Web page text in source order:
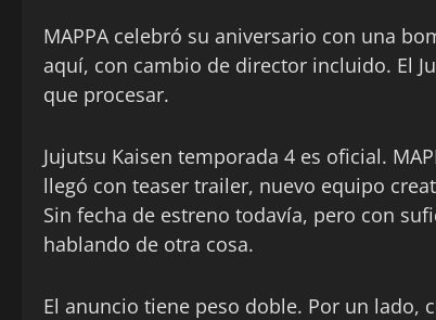
MAPPA celebró su aniversario con una
aquí, con cambio de director incluido. El
que procesar.
Jujutsu Kaisen temporada 4 es oficial.
llegó con teaser trailer, nuevo equipo
Sin fecha de estreno todavía, pero con
hablando de otra cosa.
El anuncio tiene peso doble. Por un lado,